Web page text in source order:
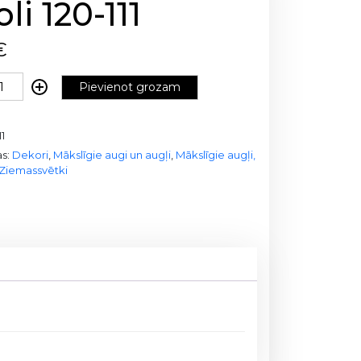
120-111
Pievienot grozam
Dekori, Mākslīgie augi un augļi, Mākslīgie augļi,
Ziemassvētki